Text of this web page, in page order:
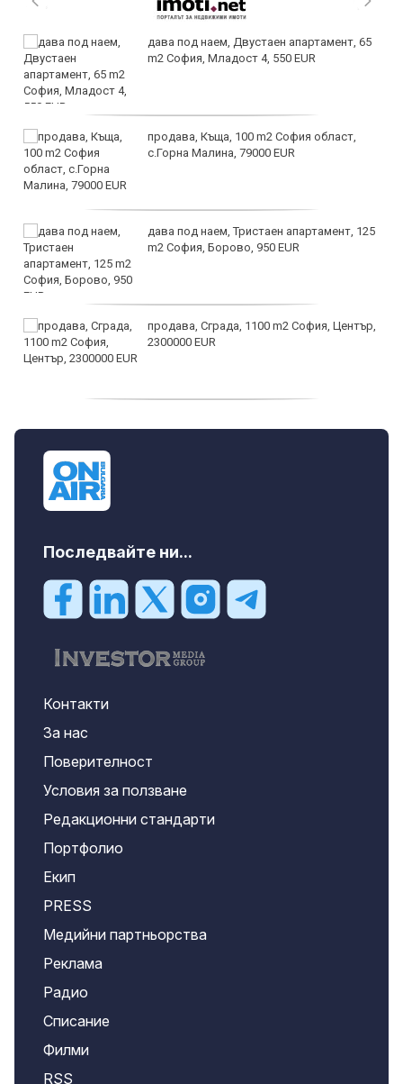
дава под наем, Двустаен апартамент, 65
m2 София, Младост 4, 550 EUR
продава, Къща, 100 m2 София област,
с.Горна Малина, 79000 EUR
дава под наем, Тристаен апартамент, 125
m2 София, Борово, 950 EUR
продава, Сграда, 1100 m2 София, Център,
2300000 EUR
Последвайте ни...
Контакти
За нас
Поверителност
Условия за ползване
Редакционни стандарти
Портфолио
Екип
PRESS
Медийни партньорства
Реклама
Радио
Списание
Филми
RSS